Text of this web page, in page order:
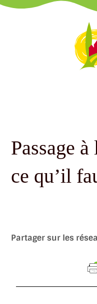
Passage à
ce qu’il
Partager sur les